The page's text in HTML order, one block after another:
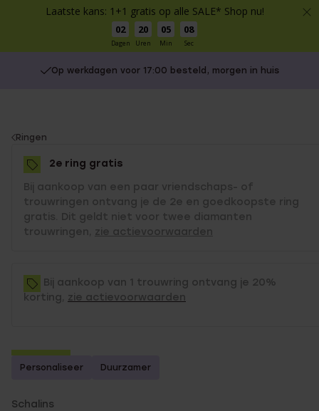
Laatste kans: 1+1 gratis op alle SALE* Shop nu!
02
Dagen
20
Uren
05
Min
08
Sec
Op werkdagen voor 17:00 besteld, morgen in huis
You
are
here:
Ringen
2e ring gratis
Bij aankoop van een paar vriendschaps- of
trouwringen ontvang je de 2e en goedkoopste ring
gratis. Dit geldt niet voor twee diamanten
trouwringen, zie actievoorwaarden
Bij aankoop van 1 trouwring ontvang je 20%
korting, zie actievoorwaarden
2e gratis
Personaliseer Duurzamer
Schalins